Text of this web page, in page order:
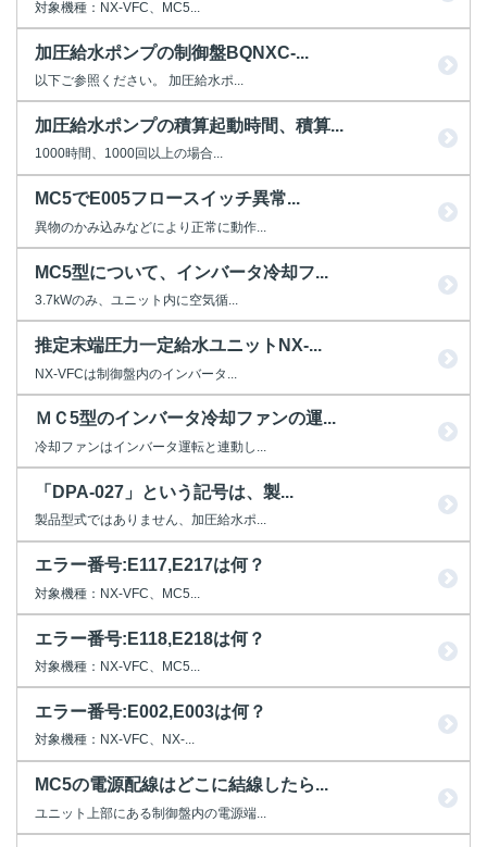
対象機種：NX-VFC、MC5...
加圧給水ポンプの制御盤BQNXC-...
以下ご参照ください。 加圧給水ポ...
加圧給水ポンプの積算起動時間、積算...
1000時間、1000回以上の場合...
MC5でE005フロースイッチ異常...
異物のかみ込みなどにより正常に動作...
MC5型について、インバータ冷却フ...
3.7kWのみ、ユニット内に空気循...
推定末端圧力一定給水ユニットNX-...
NX-VFCは制御盤内のインバータ...
ＭＣ5型のインバータ冷却ファンの運...
冷却ファンはインバータ運転と連動し...
「DPA-027」という記号は、製...
製品型式ではありません、加圧給水ポ...
エラー番号:E117,E217は何？
対象機種：NX-VFC、MC5...
エラー番号:E118,E218は何？
対象機種：NX-VFC、MC5...
エラー番号:E002,E003は何？
対象機種：NX-VFC、NX-...
MC5の電源配線はどこに結線したら...
ユニット上部にある制御盤内の電源端...